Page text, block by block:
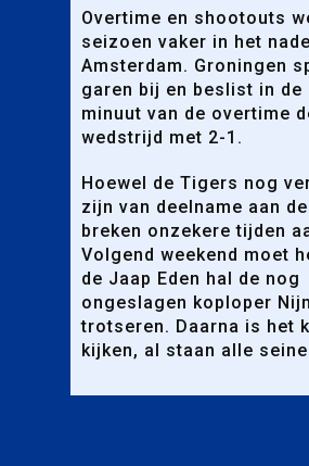
Overtime en shootouts
seizoen vaker in het
Amsterdam. Groningen
garen bij en beslist in de
minuut van de overtime
wedstrijd met 2-1.
Hoewel de Tigers nog
zijn van deelname aan
breken onzekere tijden
Volgend weekend moet
de Jaap Eden hal de nog
ongeslagen koploper
trotseren. Daarna is het
kijken, al staan alle